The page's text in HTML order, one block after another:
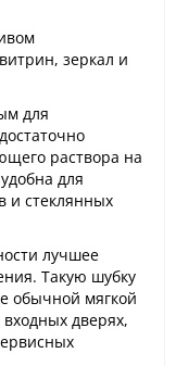
зеркал и
для
раствора на
для
и стеклянных
лучшее
Такую шубку
обычной мягкой
дверях,